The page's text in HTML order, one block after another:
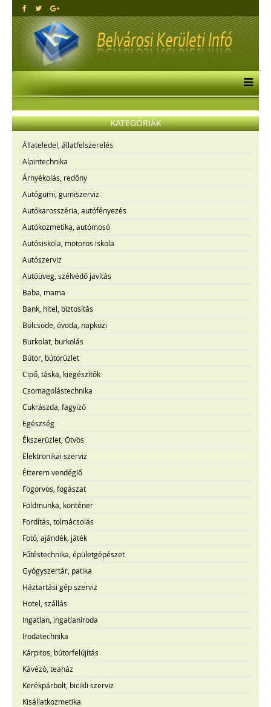
KATEGÓRIÁK
Állateledel, állatfelszerelés
Alpintechnika
Árnyékolás, redőny
Autógumi, gumiszerviz
Autókarosszéria, autófényezés
Autókozmetika, autómosó
Autósiskola, motoros iskola
Autószerviz
Autóüveg, szélvédő javítás
Baba, mama
Bank, hitel, biztosítás
Bölcsöde, óvoda, napközi
Burkolat, burkolás
Bútor, bútorüzlet
Cipő, táska, kiegészítők
Csomagolástechnika
Cukrászda, fagyizó
Egészség
Ékszerüzlet, Ötvös
Elektronikai szerviz
Étterem vendéglő
Fogorvos, fogászat
Földmunka, konténer
Fordítás, tolmácsolás
Fotó, ajándék, játék
Fűtéstechnika, épületgépészet
Gyógyszertár, patika
Háztartási gép szerviz
Hotel, szállás
Ingatlan, ingatlaniroda
Irodatechnika
Kárpitos, bútorfelújítás
Kávézó, teaház
Kerékpárbolt, bicikli szerviz
Kisállatkozmetika